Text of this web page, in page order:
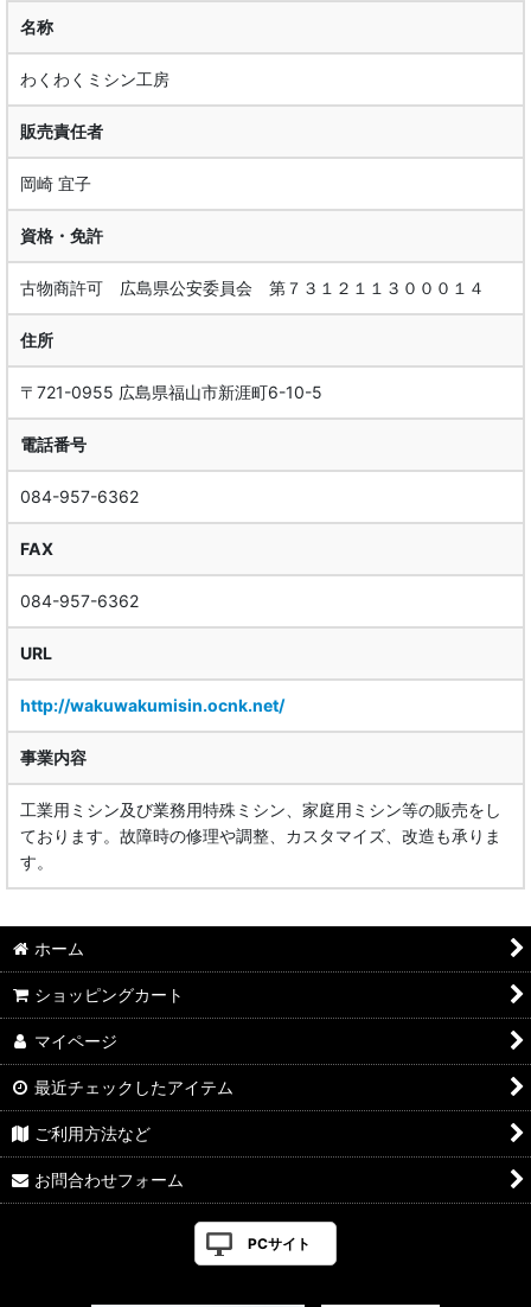
名称
わくわくミシン工房
販売責任者
岡崎 宜子
資格・免許
古物商許可 広島県公安委員会 第７３１２１１３０００１４
住所
〒721-0955 広島県福山市新涯町6-10-5
電話番号
084-957-6362
FAX
084-957-6362
URL
http://wakuwakumisin.ocnk.net/
事業内容
工業用ミシン及び業務用特殊ミシン、家庭用ミシン等の販売をし
ております。故障時の修理や調整、カスタマイズ、改造も承りま
す。
ホーム
ショッピングカート
マイページ
最近チェックしたアイテム
ご利用方法など
お問合わせフォーム
PCサイト